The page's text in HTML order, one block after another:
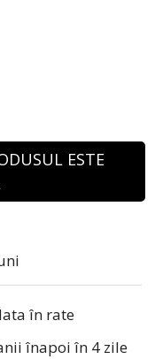
ESTE
în rate
înapoi în 4 zile